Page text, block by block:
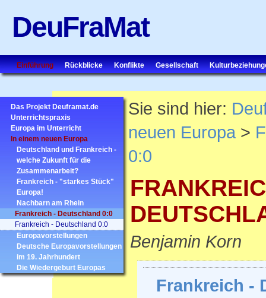
DeuFraMat
Einführung Rückblicke Konflikte Gesellschaft
Das Projekt Deuframat.de
Unterrichtspraxis
Europa im Unterricht
In einem neuen Europa
Deutschland und Frankreich -
welche Zukunft für die
Zusammenarbeit?
Frankreich - "starkes Stück"
Europa!
Nachbarn am Rhein
Frankreich - Deutschland 0:0
Frankreich - Deutschland 0:0
Europavorstellungen
Deutsche Europavorstellungen
im 19. Jahrhundert
Die Wiedergeburt Europas
Sie sind hier:
neuen Europa>
0:0
Benjamin Korn
Frankreich -